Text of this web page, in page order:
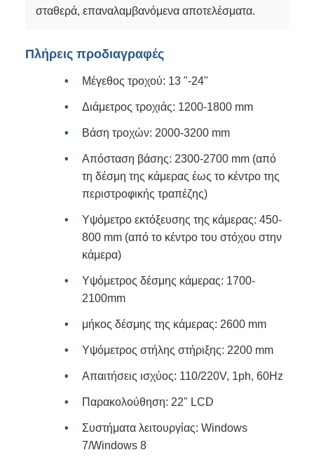
σταθερά, επαναλαμβανόμενα αποτελέσματα.
Πλήρεις προδιαγραφές
Μέγεθος τροχού: 13 "-24"
Διάμετρος τροχιάς: 1200-1800 mm
Βάση τροχών: 2000-3200 mm
Απόσταση βάσης: 2300-2700 mm (από
τη δέσμη της κάμερας έως το κέντρο της
περιστροφικής τραπέζης)
Υψόμετρο εκτόξευσης της κάμερας: 450-
800 mm (από το κέντρο του στόχου στην
κάμερα)
Υψόμετρος δέσμης κάμερας: 1700-
2100mm
μήκος δέσμης της κάμερας: 2600 mm
Υψόμετρος στήλης στήριξης: 2200 mm
Απαιτήσεις ισχύος: 110/220V, 1ph, 60Hz
Παρακολούθηση: 22" LCD
Συστήματα λειτουργίας: Windows
7/Windows 8